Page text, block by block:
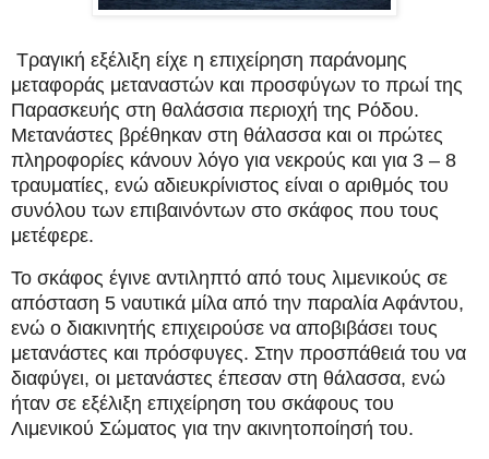
Τραγική εξέλιξη είχε η επιχείρηση παράνομης
μεταφοράς μεταναστών και προσφύγων το πρωί της
Παρασκευής στη θαλάσσια περιοχή της Ρόδου.
Μετανάστες βρέθηκαν στη θάλασσα και οι πρώτες
πληροφορίες κάνουν λόγο για νεκρούς και για 3 – 8
τραυματίες, ενώ αδιευκρίνιστος είναι ο αριθμός του
συνόλου των επιβαινόντων στο σκάφος που τους
μετέφερε.
Το σκάφος έγινε αντιληπτό από τους λιμενικούς σε
απόσταση 5 ναυτικά μίλα από την παραλία Αφάντου,
ενώ ο διακινητής επιχειρούσε να αποβιβάσει τους
μετανάστες και πρόσφυγες. Στην προσπάθειά του να
διαφύγει, οι μετανάστες έπεσαν στη θάλασσα, ενώ
ήταν σε εξέλιξη επιχείρηση του σκάφους του
Λιμενικού Σώματος για την ακινητοποίησή του.